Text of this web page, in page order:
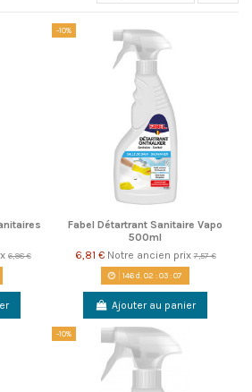
6,98 €
-10%
Fabel Détartrant Sanitaire Vapo
500ml
6,81 € Notre ancien prix7,57 €
146d. 02 :03:06
Ajouter au panier
-10%